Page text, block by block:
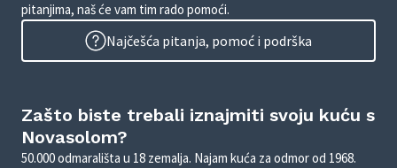
pitanjima, naš će vam tim rado pomoći.
Najčešća pitanja, pomoć i podrška
Zašto biste trebali iznajmiti svoju kuću s
Novasolom?
50.000 odmarališta u 18 zemalja. Najam kuća za odmor od 1968.